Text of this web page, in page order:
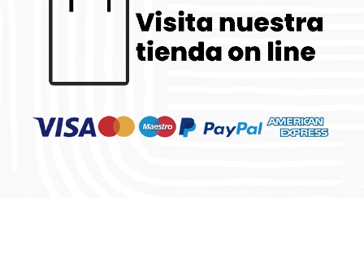
tráfico. También compartimos información
sobre su uso de nuestro sitio con nuestros
socios de publicidad y análisis, quienes
pueden combinarla con otra información
que les haya proporcionado o que hayan
Política de cookies
COOKIES ESTRICTAMENTE